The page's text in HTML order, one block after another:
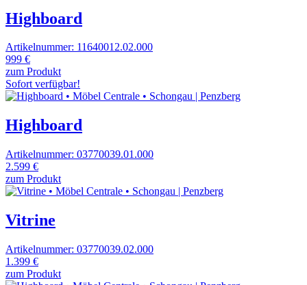
Highboard
Artikelnummer: 11640012.02.000
999 €
zum Produkt
Sofort verfügbar!
Highboard
Artikelnummer: 03770039.01.000
2.599 €
zum Produkt
Vitrine
Artikelnummer: 03770039.02.000
1.399 €
zum Produkt